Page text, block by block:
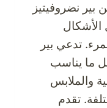
بير نضروفيتيز
الأشكال
تدعي بير
ما يناسب
والملابس
تقدم